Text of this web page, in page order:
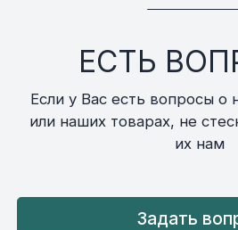
ЕСТЬ
Если у Вас есть вопросы о
или наших товарах, не
их нам
Задать